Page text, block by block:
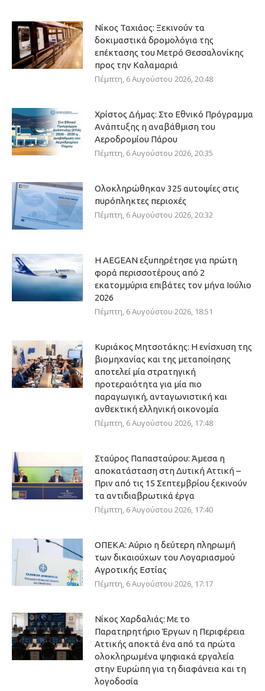
Νίκος Ταχιάος: Ξεκινούν τα
δοκιμαστικά δρομολόγια της
επέκτασης του Μετρό Θεσσαλονίκης
προς την Καλαμαριά
Πέμπτη, 6 Αυγούστου 2026, 20:48
Χρίστος Δήμας: Στο Εθνικό Πρόγραμμα
Ανάπτυξης η αναβάθμιση του
Αεροδρομίου Πάρου
Πέμπτη, 6 Αυγούστου 2026, 20:35
Ολοκληρώθηκαν 325 αυτοψίες στις
πυρόπληκτες περιοχές
Πέμπτη, 6 Αυγούστου 2026, 20:32
Η AEGEAN εξυπηρέτησε για πρώτη
φορά περισσοτέρους από 2
εκατομμύρια επιβάτες τον μήνα Ιούλιο
2026
Πέμπτη, 6 Αυγούστου 2026, 18:51
Κυριάκος Μητσοτάκης: Η ενίσχυση της
βιομηχανίας και της μεταποίησης
αποτελεί μία στρατηγική
προτεραιότητα για μία πιο
παραγωγική, ανταγωνιστική και
ανθεκτική ελληνική οικονομία
Πέμπτη, 6 Αυγούστου 2026, 17:48
Σταύρος Παπασταύρου: Άμεσα η
αποκατάσταση στη Δυτική Αττική –
Πριν από τις 15 Σεπτεμβρίου ξεκινούν
τα αντιδιαβρωτικά έργα
Πέμπτη, 6 Αυγούστου 2026, 17:40
ΟΠΕΚΑ: Αύριο η δεύτερη πληρωμή
των δικαιούχων του Λογαριασμού
Αγροτικής Εστίας
Πέμπτη, 6 Αυγούστου 2026, 17:17
Νίκος Χαρδαλιάς: Με το
Παρατηρητήριο Έργων η Περιφέρεια
Αττικής αποκτά ένα από τα πρώτα
ολοκληρωμένα ψηφιακά εργαλεία
στην Ευρώπη για τη διαφάνεια και τη
λογοδοσία